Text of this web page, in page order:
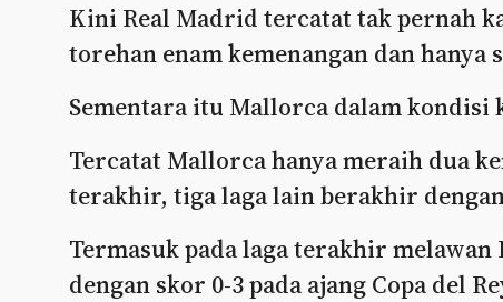
Kini Real Madrid tercatat tak pernah
torehan enam kemenangan dan hanya
Sementara itu Mallorca dalam
Tercatat Mallorca hanya meraih dua
terakhir, tiga laga lain berakhir
Termasuk pada laga terakhir
dengan skor 0-3 pada ajang Copa del